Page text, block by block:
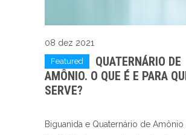
08 dez 2021
Featured
QUATERNÁRIO DE
AMÔNIO. O QUE É E PARA
SERVE?
Biguanida e Quaternário de Amônio